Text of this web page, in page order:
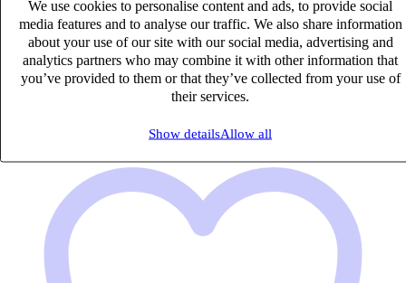
We use cookies to personalise content and ads, to provide social
media features and to analyse our traffic. We also share information
about your use of our site with our social media, advertising and
analytics partners who may combine it with other information that
you’ve provided to them or that they’ve collected from your use of
their services.
Show detailsAllow all
27k – 33k €
SAINT PALAIS, Pyrénées-Atlantiques (64 120)
Published on 10/08/2026